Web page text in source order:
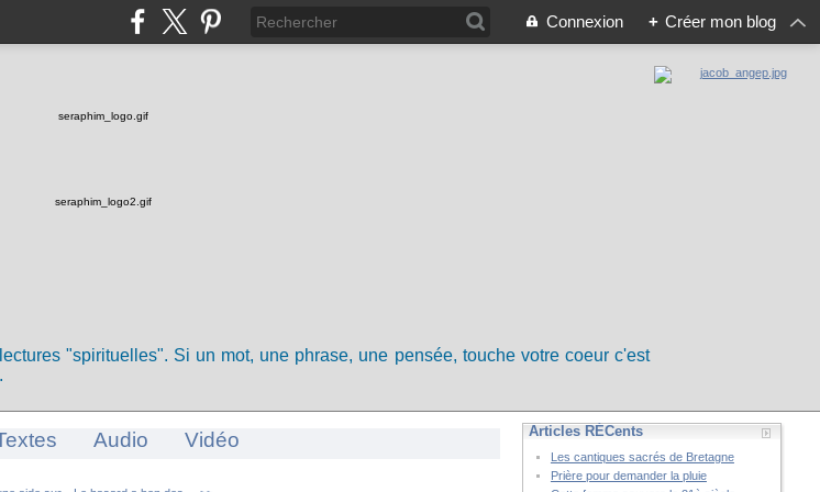
Connexion + Créer mon blog
"spirituelles". Si un mot, une phrase, une pensée, touche votre coeur c'est
Audio Vidéo Articles RÉCents
Les cantiques sacrés de Bretagne
Prière pour demander la pluie